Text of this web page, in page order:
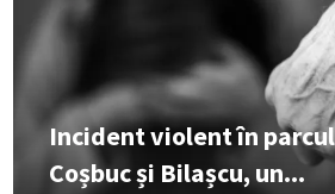
Incident violent în
Coșbuc și Bilașcu, un...